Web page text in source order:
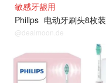
敏感牙龈用
Philips 电动牙刷头8枚装
@dealmoon.de